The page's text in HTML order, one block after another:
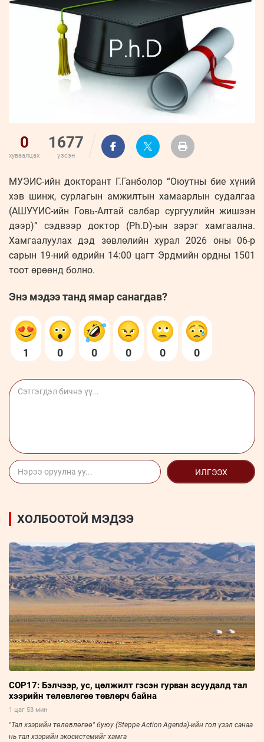
Бүртгүүлэх
Нэвтрэх
Бизнес
хөгжил
Leaderships
forum
УРЛАГ
МЭДЭЭЛЛИЙН
ВИДЕО
ZUUNII
MEDEE
WEEKLY
0
хуваалцах
1677
үзсэн
МУЭИС-ийн докторант Г.Ганболор “Оюутны бие хүний
хэв шинж, сурлагын амжилтын хамаарлын судалгаа
(АШУҮИС-ийн Говь-Алтай салбар сургуулийн жишээн
дээр)” сэдвээр доктор (Ph.D)-ын зэрэг хамгаална.
Хамгаалуулах дэд зөвлөлийн хурал 2026 оны 06-р
сарын 19-ний өдрийн 14:00 цагт Эрдмийн ордны 1501
тоот өрөөнд болно.
Энэ мэдээ танд ямар санагдав?
1 0 0 0 0 0
ИЛГЭЭХ
ХОЛБООТОЙ МЭДЭЭ
COP17: Бэлчээр, ус, цөлжилт гэсэн гурван асуудалд тал
хээрийн төлөвлөгөө төвлөрч байна
1 цаг 53 мин
"Тал хээрийн төлөвлөгөө" буюу (Steppe Action Agenda)-ийн гол үзэл санаа
нь тал хээрийн экосистемийг хамга